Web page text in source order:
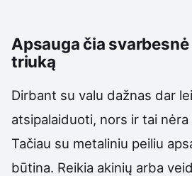
Apsauga čia
triuką
Dirbant su valu dažnas dar
atsipalaiduoti, nors ir tai
Tačiau su metaliniu peiliu
būtina. Reikia akinių arba